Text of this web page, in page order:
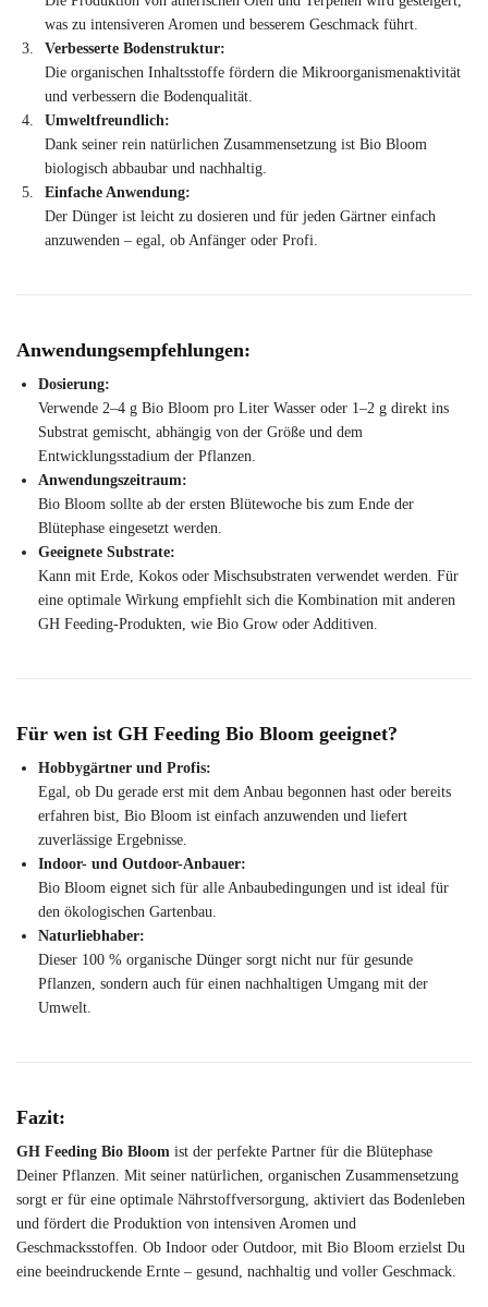
was zu intensiveren Aromen und besserem Geschmack führt.
Verbesserte Bodenstruktur:
Die organischen Inhaltsstoffe fördern die Mikroorganismenaktivität
und verbessern die Bodenqualität.
Umweltfreundlich:
Dank seiner rein natürlichen Zusammensetzung ist Bio Bloom
biologisch abbaubar und nachhaltig.
Einfache Anwendung:
Der Dünger ist leicht zu dosieren und für jeden Gärtner einfach
anzuwenden – egal, ob Anfänger oder Profi.
Anwendungsempfehlungen:
Dosierung:
Verwende 2–4 g Bio Bloom pro Liter Wasser oder 1–2 g direkt ins
Substrat gemischt, abhängig von der Größe und dem
Entwicklungsstadium der Pflanzen.
Anwendungszeitraum:
Bio Bloom sollte ab der ersten Blütewoche bis zum Ende der
Blütephase eingesetzt werden.
Geeignete Substrate:
Kann mit Erde, Kokos oder Mischsubstraten verwendet werden. Für
eine optimale Wirkung empfiehlt sich die Kombination mit anderen
GH Feeding-Produkten, wie Bio Grow oder Additiven.
Für wen ist GH Feeding Bio Bloom geeignet?
Hobbygärtner und Profis:
Egal, ob Du gerade erst mit dem Anbau begonnen hast oder bereits
erfahren bist, Bio Bloom ist einfach anzuwenden und liefert
zuverlässige Ergebnisse.
Indoor- und Outdoor-Anbauer:
Bio Bloom eignet sich für alle Anbaubedingungen und ist ideal für
den ökologischen Gartenbau.
Naturliebhaber:
Dieser 100 % organische Dünger sorgt nicht nur für gesunde
Pflanzen, sondern auch für einen nachhaltigen Umgang mit der
Umwelt.
Fazit:
GH Feeding Bio Bloom ist der perfekte Partner für die Blütephase
Deiner Pflanzen. Mit seiner natürlichen, organischen Zusammensetzung
sorgt er für eine optimale Nährstoffversorgung, aktiviert das Bodenleben
und fördert die Produktion von intensiven Aromen und
Geschmacksstoffen. Ob Indoor oder Outdoor, mit Bio Bloom erzielst Du
eine beeindruckende Ernte – gesund, nachhaltig und voller Geschmack.